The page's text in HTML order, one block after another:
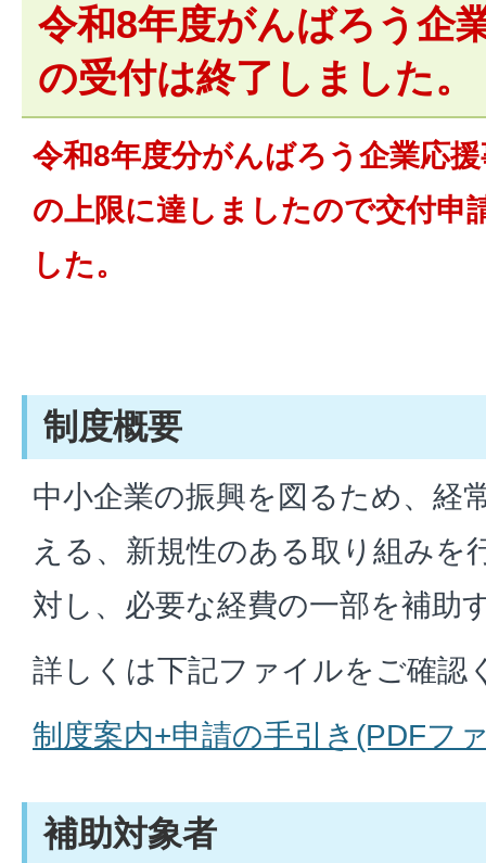
令和8年度がんばろう企
の受付は終了しました。
令和8年度分がんばろう企業応
の上限に達しましたので交付申
した。
制度概要
中小企業の振興を図るため、経
える、新規性のある取り組みを
対し、必要な経費の一部を補助
詳しくは下記ファイルをご確認
制度案内+申請の手引き(PDFフ
補助対象者